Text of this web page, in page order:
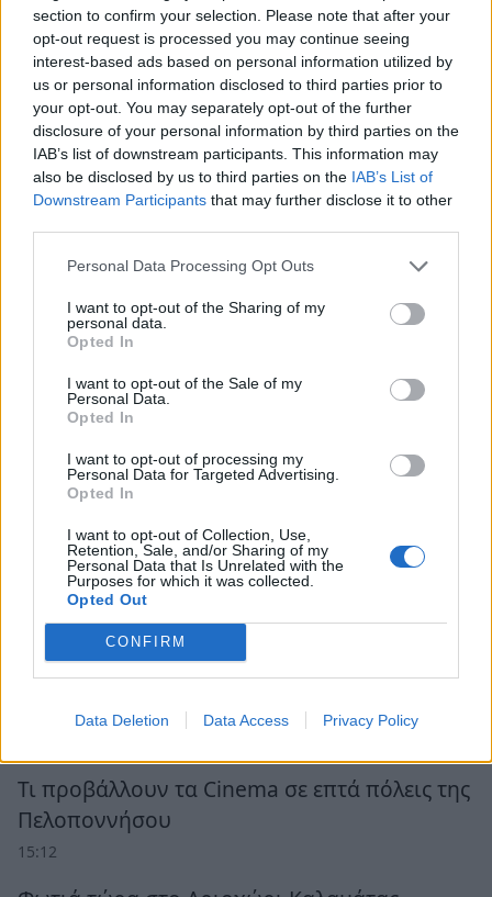
section to confirm your selection. Please note that after your
opt-out request is processed you may continue seeing
interest-based ads based on personal information utilized by
us or personal information disclosed to third parties prior to
your opt-out. You may separately opt-out of the further
disclosure of your personal information by third parties on the
IAB’s list of downstream participants. This information may
also be disclosed by us to third parties on the IAB’s List of
Downstream Participants that may further disclose it to other
Personal Data Processing Opt Outs
I want to opt-out of the Sharing of my
personal data.
Opted In
I want to opt-out of the Sale of my
Personal Data.
Opted In
I want to opt-out of processing my
Personal Data for Targeted Advertising.
Opted In
I want to opt-out of Collection, Use,
Retention, Sale, and/or Sharing of my
Personal Data that Is Unrelated with the
Purposes for which it was collected.
Opted Out
CONFIRM
Data Deletion Data Access Privacy Policy
Ροή Ειδήσεων
Τι προβάλλουν τα Cinema σε επτά πόλεις της
Πελοποννήσου
15:12